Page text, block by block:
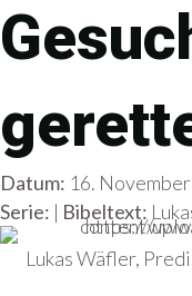
Datum: 16.
Serie: | Bibeltext:
Lukas Wäfler,